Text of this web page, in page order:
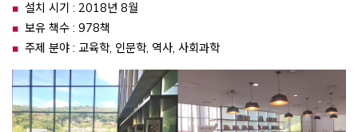
설치 시기 : 2018년 8월
보유 책수 : 978책
주제 분야 : 교육학, 인문학, 역사, 사회과학